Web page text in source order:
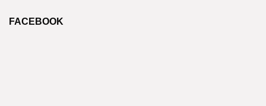
FACEBOOK